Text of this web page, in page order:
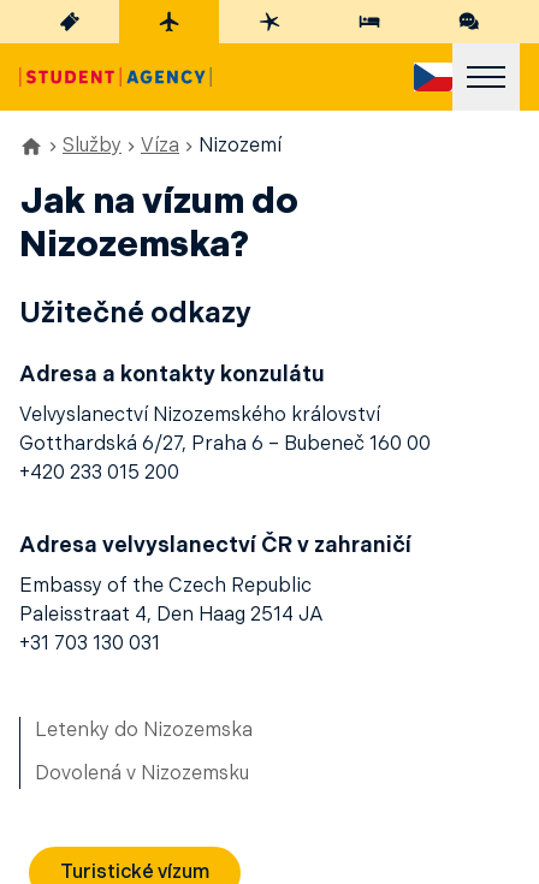
Služby Víza Nizozemí
Jak na vízum do
Nizozemska?
Užitečné odkazy
Adresa a kontakty konzulátu
Velvyslanectví Nizozemského království
Gotthardská 6/27, Praha 6 – Bubeneč 160 00
+420 233 015 200
Adresa velvyslanectví ČR v zahraničí
Embassy of the Czech Republic
Paleisstraat 4, Den Haag 2514 JA
+31 703 130 031
Letenky do Nizozemska
Dovolená v Nizozemsku
Turistické vízum